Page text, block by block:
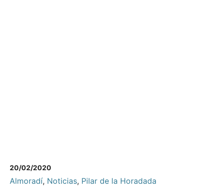
20/02/2020
Almoradí, Noticias, Pilar de la Horadada